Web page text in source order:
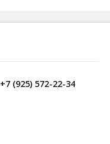
+7 (925) 572-22-34